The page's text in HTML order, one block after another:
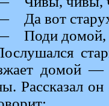
Да вот
Поди домой, у
домой —
Рассказал он